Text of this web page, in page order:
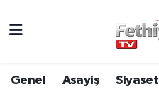
Genel Asayiş Siyaset
Muğla Hava Durumu